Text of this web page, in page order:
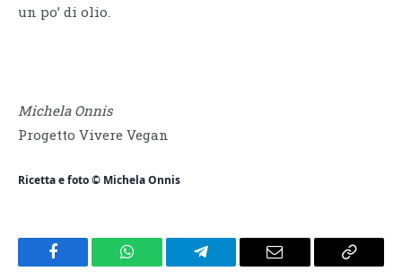
un po’ di olio.
Michela Onnis
Progetto Vivere Vegan
Ricetta e foto © Michela Onnis
Facebook WhatsApp Telegram Email
Copy